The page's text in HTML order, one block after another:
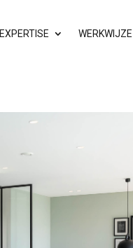
EXPERTISE WERKWIJZE